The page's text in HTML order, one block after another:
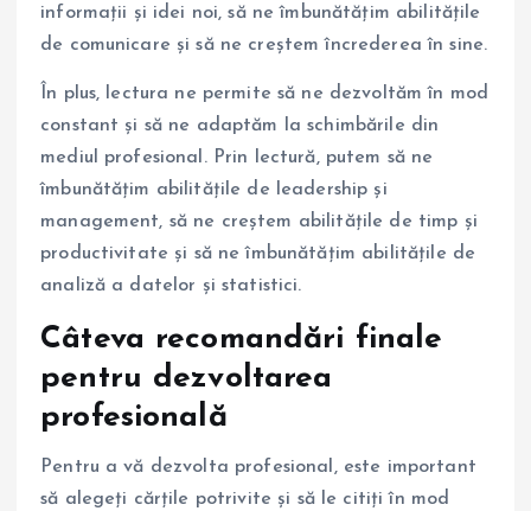
informații și idei noi, să ne îmbunătățim abilitățile
de comunicare și să ne creștem încrederea în sine.
În plus, lectura ne permite să ne dezvoltăm în mod
constant și să ne adaptăm la schimbările din
mediul profesional. Prin lectură, putem să ne
îmbunătățim abilitățile de leadership și
management, să ne creștem abilitățile de timp și
productivitate și să ne îmbunătățim abilitățile de
analiză a datelor și statistici.
Câteva recomandări finale
pentru dezvoltarea
profesională
Pentru a vă dezvolta profesional, este important
să alegeți cărțile potrivite și să le citiți în mod